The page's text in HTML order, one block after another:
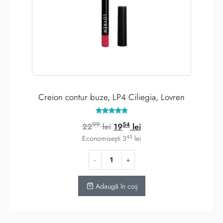
Creion contur buze, LP4 Ciliegia, Lovren
5.00
din 5
2299 lei Prețul
inițial
a
fost:
2299 lei.
1954 leiPrețul
curent
Economisești 345 lei
Adaugă în coș